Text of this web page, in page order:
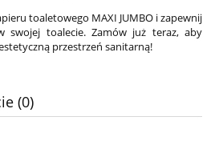
toaletowego MAXI JUMBO i zapewnij
swojej toalecie. Zamów już teraz, aby
przestrzeń sanitarną!
(0)